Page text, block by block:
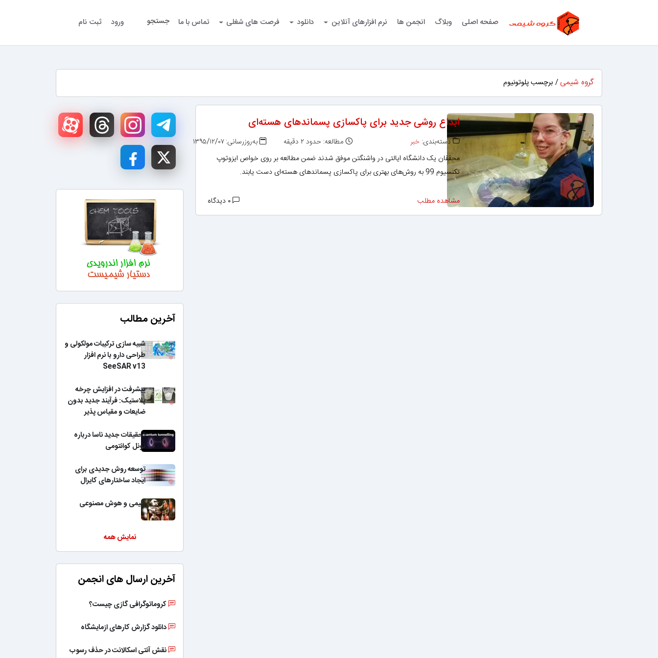
صفحه اصلی وبلاگ انجمن ها نرم افزارهای آنلاین دانلود فرصت های شغلی تماس با ما جستجو ورود ثبت نام
گروه شیمی / برچسب پلوتونیوم
ابداع روشی جدید برای پاکسازی پسماندهای هسته‌ای
دسته‌بندی: خبر مطالعه: حدود ۲ دقیقه
به‌روزرسانی: ۱۳۹۵/۱۲/۰۷
محققان یک دانشگاه ایالتی در واشنگتن موفق شدند ضمن مطالعه بر روی خواص ایزوتوپ
تکنسیوم 99 به روش‌های بهتری برای پاکسازی پسماندهای هسته‌ای دست یابند.
مشاهده مطلب
آخرین مطالب
شبیه سازی ترکیبات مولکولی و
طراحی دارو با نرم افزار
SeeSAR v13
پیشرفت در افزایش چرخه
پلاستیک: فرآیند جدید بدون
ضایعات و مقیاس پذیر
تحقیقات جدید ناسا درباره
تونل کوانتومی
توسعه روش جدیدی برای
ایجاد ساختارهای کایرال
شیمی و هوش مصنوعی
نمایش همه
آخرین ارسال های انجمن
کروماتوگرافی گازی چیست؟
دانلود گزارش کارهای ازمایشگاه
نقش آنتی اسکالانت در حذف رسوب